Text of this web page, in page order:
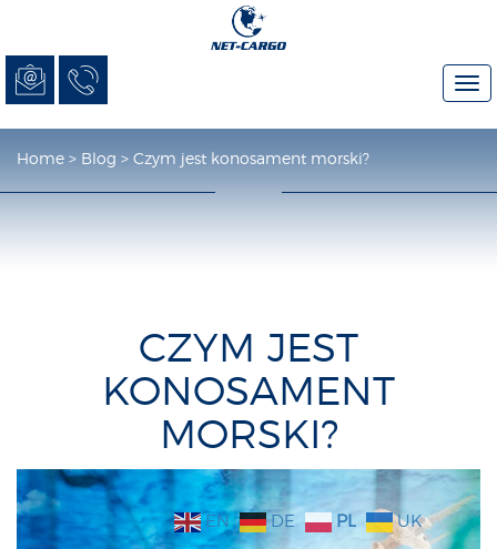
Home > Blog > Czym jest konosament morski?
CZYM JEST
KONOSAMENT
MORSKI?
EN DE PL UK